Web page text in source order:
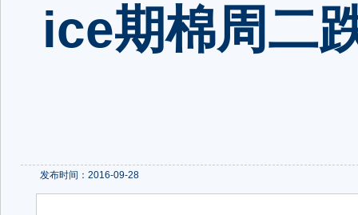
ice期棉周二
发布时间：2016-09-28